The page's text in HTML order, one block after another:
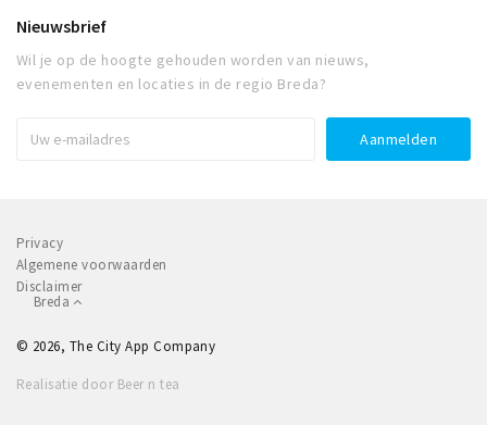
Nieuwsbrief
Wil je op de hoogte gehouden worden van nieuws,
evenementen en locaties in de regio Breda?
Privacy
Algemene voorwaarden
Disclaimer
Breda
© 2026, The City App Company
Realisatie door Beer n tea